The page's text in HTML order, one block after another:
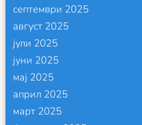
септември 2025
август 2025
јули 2025
јуни 2025
мај 2025
април 2025
март 2025